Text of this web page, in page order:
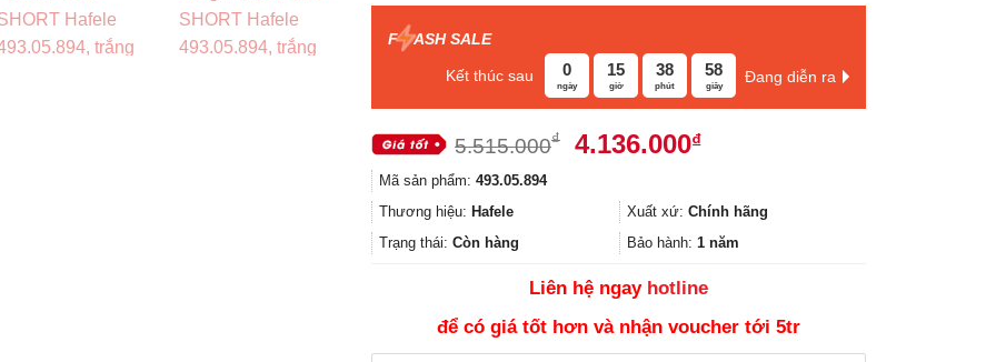
F ASH SALE
Kết thúc sau 0
ngày
15
giờ
38
phút
57
giây
Đang diễn ra
5.515.000₫
Giá
5.515.000₫.
4.136.000₫Giá
là:
4.136.000₫.
Mã sản phẩm: 493.05.894
Thương hiệu: Hafele Xuất xứ: Chính hãng
Trạng thái: Còn hàng Bảo hành: 1 năm
Liên hệ ngay hotline
để có giá tốt hơn và nhận voucher tới 5tr